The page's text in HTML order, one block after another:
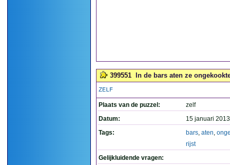
399551 In de bars aten ze
ZELF
Plaats van de puzzel:
zelf
Datum:
15 januari
Tags:
bars, aten,
rijst
Gelijkluidende vragen: